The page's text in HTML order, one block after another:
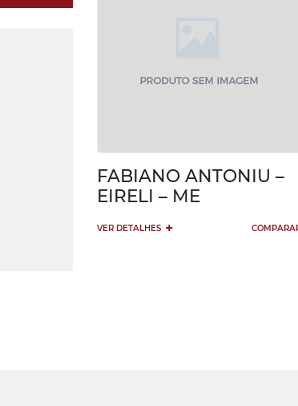
FABIANO ANTONIU –
EIRELI – ME
VER DETALHES +